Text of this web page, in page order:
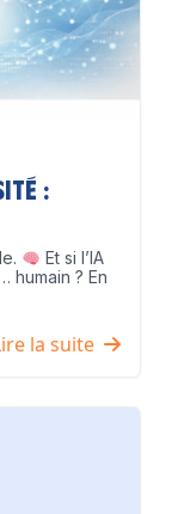
:
Et si l’IA
humain ? En
la suite